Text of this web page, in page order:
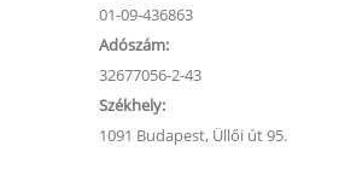
01-09-436863
Adószám:
32677056-2-43
Székhely:
1091 Budapest, Üllői út 95.